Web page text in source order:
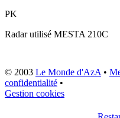
PK
Radar utilisé MESTA 210C
© 2003 Le Monde d'AzA•
confidentialité •
Gestion cookies